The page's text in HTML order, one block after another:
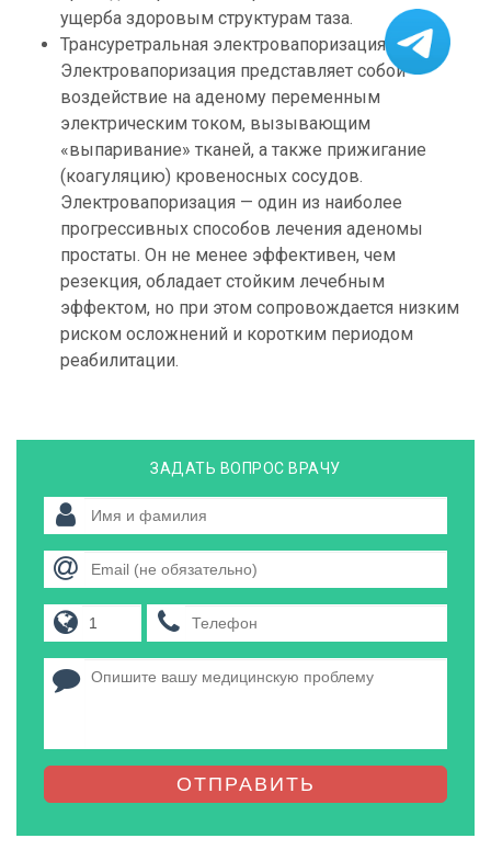
ущерба здоровым структурам таза.
Трансуретральная электровапоризация.
Электровапоризация представляет собой
воздействие на аденому переменным
электрическим током, вызывающим
«выпаривание» тканей, а также прижигание
(коагуляцию) кровеносных сосудов.
Электровапоризация — один из наиболее
прогрессивных способов лечения аденомы
простаты. Он не менее эффективен, чем
резекция, обладает стойким лечебным
эффектом, но при этом сопровождается низким
риском осложнений и коротким периодом
реабилитации.
ЗАДАТЬ ВОПРОС ВРАЧУ
ОТПРАВИТЬ